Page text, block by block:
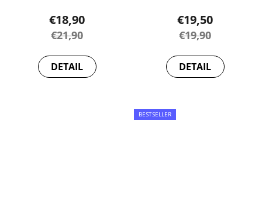
€18,90
€21,90
DETAIL
hodnotenie
produktu
je
5,0
€19,50
€19,90
DETAIL
BESTSELLER